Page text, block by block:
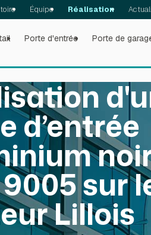
Équipe Réalisation
Porte d'entrée Porte de
d’entrée
sur
Lillois